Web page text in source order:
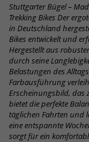
Stuttgarter Bügel –
Trekking Bikes Der
in Deutschland
Bikes entwickelt und
Hergestellt aus
durch seine
Belastungen des
Farbausführung
Erscheinungsbild, das
bietet die perfekte
täglichen Fahrten und
eine entspannte
sorgt für ein